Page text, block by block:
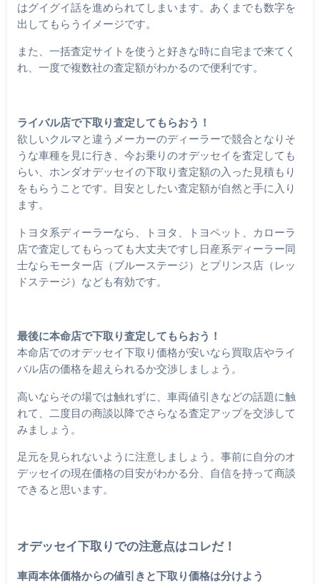
はグイグイ話を進められてしまいます。あくまでも数字を
出してもらうイメージです。
また、一括査定サイトを使うと好きな時に自宅まで来てく
れ、一度で複数社の査定額がわかるので便利です。
ライバル店で下取り査定してもらおう！
欲しいクルマと違うメーカーのディーラーで競合となりそ
うな車種を見に行き、今お乗りのオデッセイを査定しても
らい、ホンダオデッセイの下取り査定額の入った見積もり
をもらうことです。目安としたい査定額が自然と手に入り
ます。
トヨタ系ディーラーなら、トヨタ、トヨペット、カローラ
店で査定してもらっても大丈夫ですし日産系ディーラー同
士ならモーター店（ブルーステージ）とプリンス店（レッ
ドステージ）なども有効です。
最後に本命店で下取り査定してもらおう！
本命店でのオデッセイ下取り価格が安いなら買取店やライ
バル店の価格を超えられるか交渉しましょう。
高いならその場では触れずに、車両値引きなどの話題に触
れて、二度目の商談以降でさらなる査定アップを交渉して
みましょう。
足元を見られないように注意しましょう。事前に自分のオ
デッセイの現在価格の目安がわかる分、自信を持って商談
できると思います。
オデッセイ下取りでの注意点はコレだ！
車両本体価格からの値引きと下取り価格は分けよう